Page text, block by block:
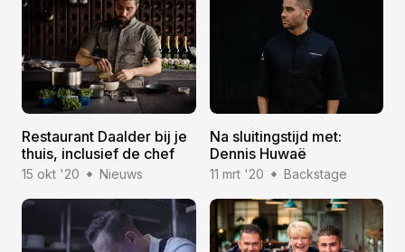
Restaurant Daalder bij je
thuis, inclusief de chef
15 okt '20 Nieuws
Na sluitingstijd met:
Dennis Huwaë
11 mrt '20 Backstage